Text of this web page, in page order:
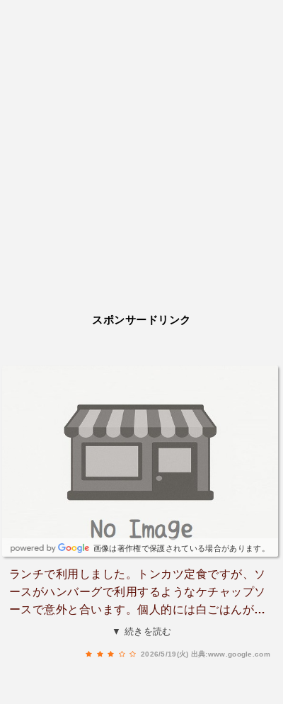
スポンサードリンク
画像は著作権で保護されている場合があります。
ランチで利用しました。トンカツ定食ですが、ソ
ースがハンバーグで利用するようなケチャップソ
ースで意外と合います。個人的には白ごはんが何
か美味しかったです。同席した方はハンバーグ定
▼ 続きを読む
2026/5/19(火) 出典:www.google.com